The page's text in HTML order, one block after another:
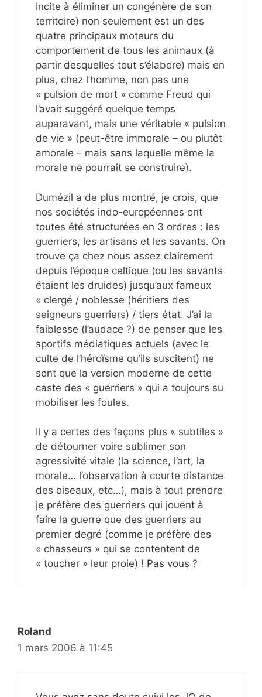
incite à éliminer un congénère de son
territoire) non seulement est un des
quatre principaux moteurs du
comportement de tous les animaux (à
partir desquelles tout s’élabore) mais en
plus, chez l’homme, non pas une
« pulsion de mort » comme Freud qui
l’avait suggéré quelque temps
auparavant, mais une véritable « pulsion
de vie » (peut-être immorale – ou plutôt
amorale – mais sans laquelle même la
morale ne pourrait se construire).
Dumézil a de plus montré, je crois, que
nos sociétés indo-européennes ont
toutes été structurées en 3 ordres : les
guerriers, les artisans et les savants. On
trouve ça chez nous assez clairement
depuis l’époque celtique (ou les savants
étaient les druides) jusqu’aux fameux
« clergé / noblesse (héritiers des
seigneurs guerriers) / tiers état. J’ai la
faiblesse (l’audace ?) de penser que les
sportifs médiatiques actuels (avec le
culte de l’héroïsme qu’ils suscitent) ne
sont que la version moderne de cette
caste des « guerriers » qui a toujours su
mobiliser les foules.
Il y a certes des façons plus « subtiles »
de détourner voire sublimer son
agressivité vitale (la science, l’art, la
morale… l’observation à courte distance
des oiseaux, etc…), mais à tout prendre
je préfère des guerriers qui jouent à
faire la guerre que des guerriers au
premier degré (comme je préfère des
« chasseurs » qui se contentent de
« toucher » leur proie) ! Pas vous ?
Roland
1 mars 2006 à 11:45